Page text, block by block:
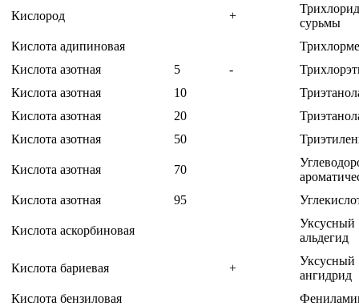
Кислород +
Трихлорид
сурьмы
Кислота адипиновая
Кислота азотная
5 -
Кислота азотная
10
Кислота азотная
20
Кислота азотная
50
Кислота азотная 70
Кислота азотная
95
Кислота аскорбиновая
Уксусный
альдегид
Кислота бариевая +
Уксусный
ангидрид
Кислота бензиловая